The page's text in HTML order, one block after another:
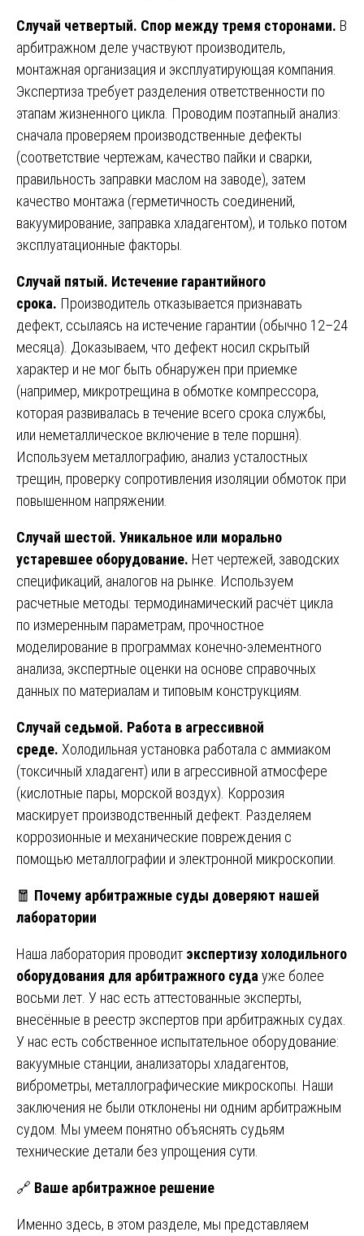
Случай четвертый. Спор между тремя сторонами. В
арбитражном деле участвуют производитель,
монтажная организация и эксплуатирующая компания.
Экспертиза требует разделения ответственности по
этапам жизненного цикла. Проводим поэтапный анализ:
сначала проверяем производственные дефекты
(соответствие чертежам, качество пайки и сварки,
правильность заправки маслом на заводе), затем
качество монтажа (герметичность соединений,
вакуумирование, заправка хладагентом), и только потом
эксплуатационные факторы.
Случай пятый. Истечение гарантийного
срока. Производитель отказывается признавать
дефект, ссылаясь на истечение гарантии (обычно 12–24
месяца). Доказываем, что дефект носил скрытый
характер и не мог быть обнаружен при приемке
(например, микротрещина в обмотке компрессора,
которая развивалась в течение всего срока службы,
или неметаллическое включение в теле поршня).
Используем металлографию, анализ усталостных
трещин, проверку сопротивления изоляции обмоток при
повышенном напряжении.
Случай шестой. Уникальное или морально
устаревшее оборудование. Нет чертежей, заводских
спецификаций, аналогов на рынке. Используем
расчетные методы: термодинамический расчёт цикла
по измеренным параметрам, прочностное
моделирование в программах конечно-элементного
анализа, экспертные оценки на основе справочных
данных по материалам и типовым конструкциям.
Случай седьмой. Работа в агрессивной
среде. Холодильная установка работала с аммиаком
(токсичный хладагент) или в агрессивной атмосфере
(кислотные пары, морской воздух). Коррозия
маскирует производственный дефект. Разделяем
коррозионные и механические повреждения с
помощью металлографии и электронной микроскопии.
🧧 Почему арбитражные суды доверяют нашей
лаборатории
Наша лаборатория проводит экспертизу холодильного
оборудования для арбитражного суда уже более
восьми лет. У нас есть аттестованные эксперты,
внесённые в реестр экспертов при арбитражных судах.
У нас есть собственное испытательное оборудование:
вакуумные станции, анализаторы хладагентов,
виброметры, металлографические микроскопы. Наши
заключения не были отклонены ни одним арбитражным
судом. Мы умеем понятно объяснять судьям
технические детали без упрощения сути.
🔗 Ваше арбитражное решение
Именно здесь, в этом разделе, мы представляем